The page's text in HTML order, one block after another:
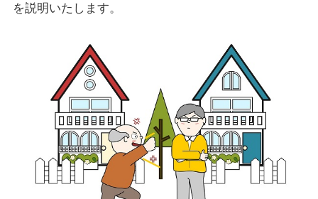
を説明いたします。